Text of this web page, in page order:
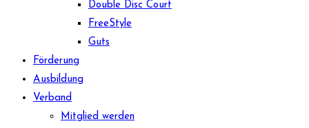
Double Disc Court
FreeStyle
Guts
Förderung
Ausbildung
Verband
Mitglied werden